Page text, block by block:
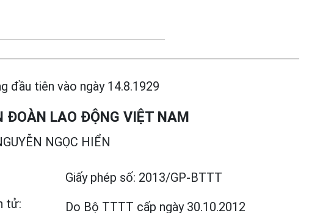
đầu tiên vào ngày 14.8.1929
ĐOÀN LAO ĐỘNG VIỆT NAM
NGỌC HIỂN
tử:
Giấy phép số: 2013/GP-BTTT
Do Bộ TTTT cấp ngày 30.10.2012